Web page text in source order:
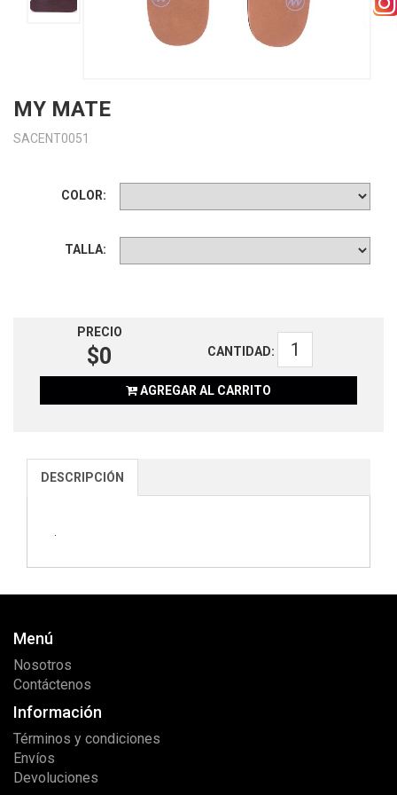
MY MATE
SACENT0051
COLOR:
TALLA:
PRECIO
$0 CANTIDAD:
AGREGAR AL CARRITO
DESCRIPCIÓN
Menú
Nosotros
Contáctenos
Información
Términos y condiciones
Envíos
Devoluciones